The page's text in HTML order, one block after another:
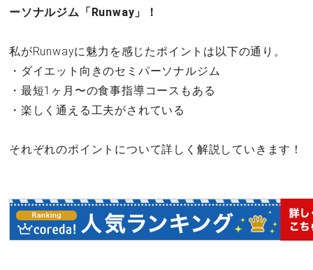
ーソナルジム「Runway」！
私がRunwayに魅力を感じたポイントは以下の通り。
・ダイエット向きのセミパーソナルジム
・最短1ヶ月〜の食事指導コースもある
・楽しく通える工夫がされている
それぞれのポイントについて詳しく解説していきます！